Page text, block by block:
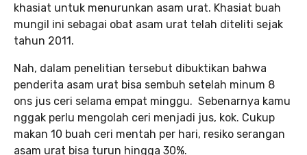
khasiat untuk menurunkan asam urat. Khasiat buah
mungil ini sebagai obat asam urat telah diteliti sejak
tahun 2011.
Nah, dalam penelitian tersebut dibuktikan bahwa
penderita asam urat bisa sembuh setelah minum 8
ons jus ceri selama empat minggu. Sebenarnya kamu
nggak perlu mengolah ceri menjadi jus, kok. Cukup
makan 10 buah ceri mentah per hari, resiko serangan
asam urat bisa turun hingga 30%.